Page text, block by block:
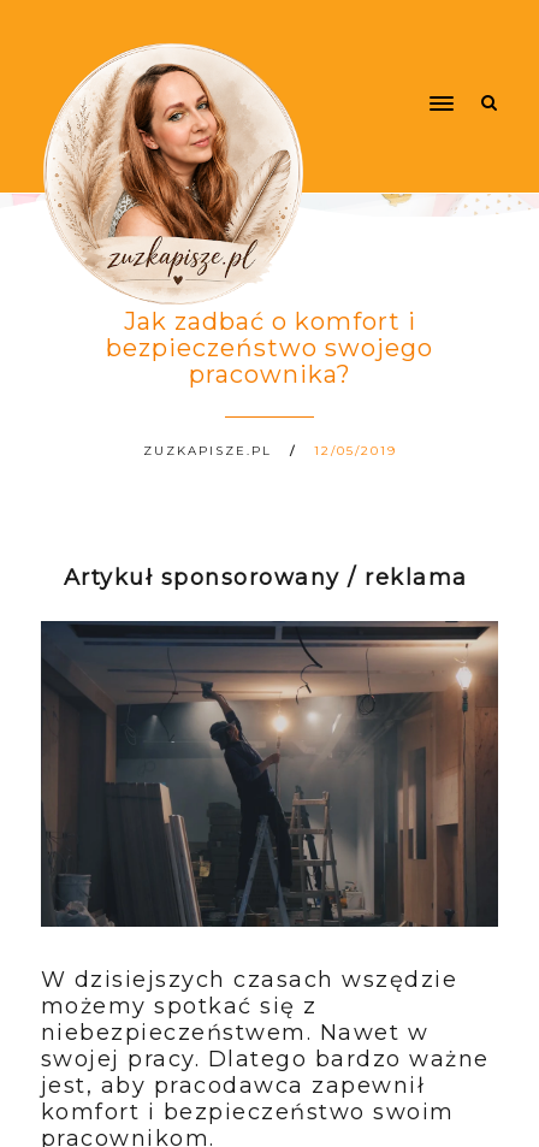
Jak zadbać o komfort i
bezpieczeństwo swojego
pracownika?
ZUZKAPISZE.PL 12/05/2019
Artykuł sponsorowany / reklama
W dzisiejszych czasach wszędzie
możemy spotkać się z
niebezpieczeństwem. Nawet w
swojej pracy. Dlatego bardzo ważne
jest, aby pracodawca zapewnił
komfort i bezpieczeństwo swoim
pracownikom.